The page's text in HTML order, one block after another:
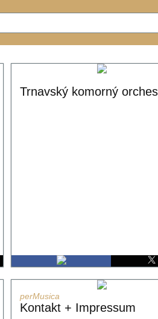
Trnavský komorný
perMusica
Kontakt + Impressum